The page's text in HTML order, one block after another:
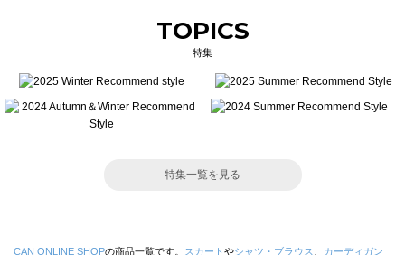
TOPICS
特集
特集一覧を見る
CAN ONLINE SHOPの商品一覧です。 スカート やシャツ・ブラウス
カーディガン